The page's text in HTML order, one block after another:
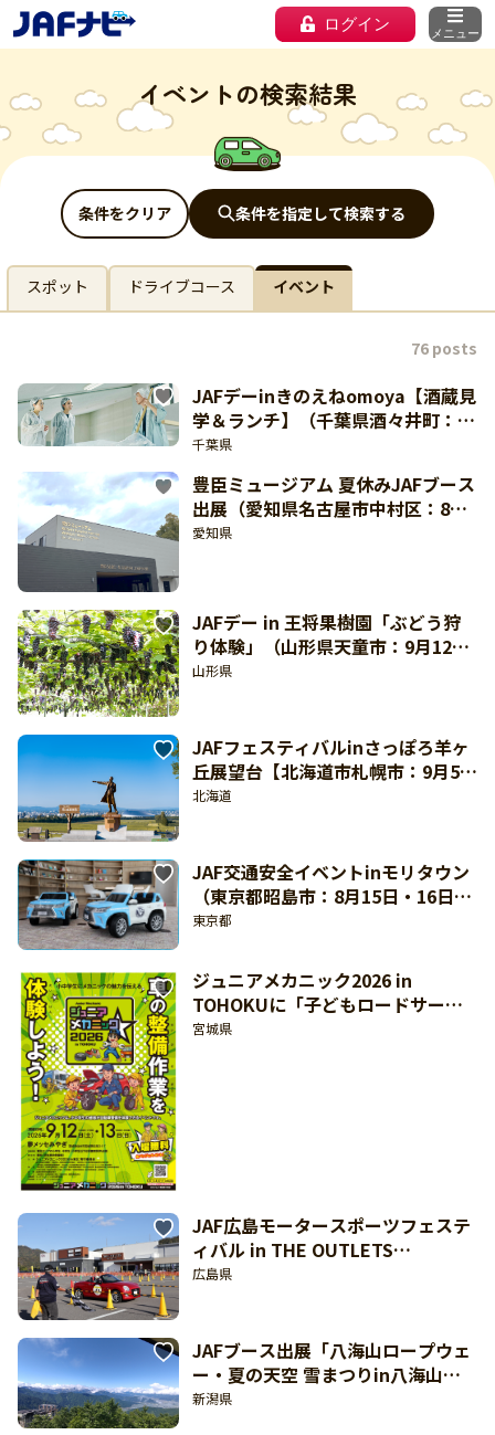
ログイン メニュー
イベントの検索結果
条件をクリア 条件を指定して検索する
スポット ドライブコース イベント
76 posts
JAFデーinきのえねomoya【酒蔵見
学＆ランチ】（千葉県酒々井町：10
月3日開催）
千葉県
豊臣ミュージアム 夏休みJAFブース
出展（愛知県名古屋市中村区：8月
19日・20日開催）
愛知県
JAFデー in 王将果樹園「ぶどう狩
り体験」（山形県天童市：9月12日
開催）
山形県
JAFフェスティバルinさっぽろ羊ヶ
丘展望台【北海道市札幌市：9月5日
（土）開催】
北海道
JAF交通安全イベントinモリタウン
（東京都昭島市：8月15日・16日開
催）
東京都
ジュニアメカニック2026 in
TOHOKUに「子どもロードサービ
ス検定」出展（仙台市宮城野区 9月
宮城県
JAF広島モータースポーツフェステ
ィバル in THE OUTLETS
HIROSHIMA【広島県広島市：9月
広島県
JAFブース出展「八海山ロープウェ
ー・夏の天空 雪まつりin八海山」
（新潟県南魚沼市：8月8日開催）
新潟県